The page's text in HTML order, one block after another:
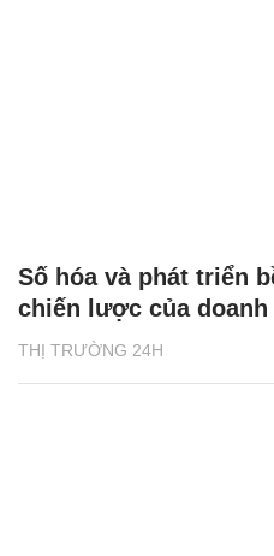
THỊ TRƯỜNG 24H
Số hóa và phát triển
chiến lược của doanh